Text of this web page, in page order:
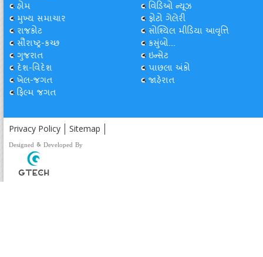
હોમ
મુખ્ય સમાચાર
રાજકોટ
સૌરાષ્ટ્ર-કચ્છ
ગુજરાત
દેશ-વિદેશ
ખેલ-જગત
ફિલ્મ જગત
વિડિઓ ન્યૂઝ
ફોટો ગેલેરી
સોશ્યિલ મીડિયા આવૃત્તિ
કસુંબો...
ઇન્સેટ
પાછલા અંકો
જાહેરાત
Privacy Policy Sitemap
Designed & Developed By